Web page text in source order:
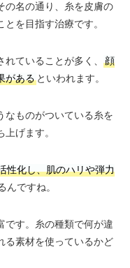
の名の通り、糸を皮膚の
を目指す治療です。
ていることが多く、
顔
があるといわれます。
なものがついている糸を
げます。
性化し、肌のハリや弾力
んですね。
です。糸の種類で何が違
る素材を使っているかど